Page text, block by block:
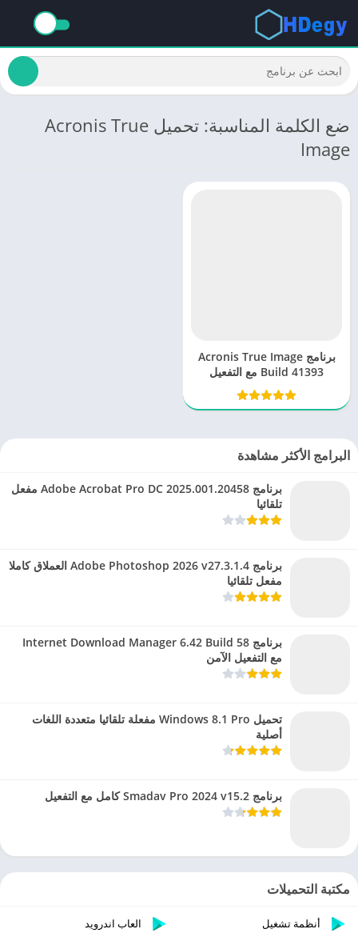
ضع الكلمة المناسبة: تحميل Acronis True
Image
برنامج Acronis True Image
Build 41393 مع التفعيل
البرامج الأكثر مشاهدة
برنامج Adobe Acrobat Pro DC 2025.001.20458 مفعل
تلقائيا
برنامج Adobe Photoshop 2026 v27.3.1.4 العملاق كاملا
مفعل تلقائيا
برنامج Internet Download Manager 6.42 Build 58
مع التفعيل الآمن
تحميل Windows 8.1 Pro مفعلة تلقائيا متعددة اللغات
أصلية
برنامج Smadav Pro 2024 v15.2 كامل مع التفعيل
مكتبة التحميلات
أنظمة تشغيل العاب اندرويد